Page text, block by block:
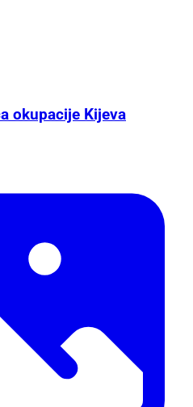
okupacije Kijeva